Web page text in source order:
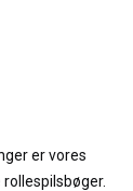
er vores